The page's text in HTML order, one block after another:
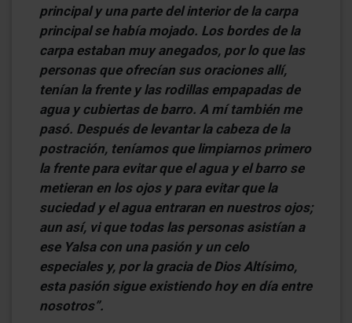
principal y una parte del interior de la carpa
principal se había mojado. Los bordes de la
carpa estaban muy anegados, por lo que las
personas que ofrecían sus oraciones allí,
tenían la frente y las rodillas empapadas de
agua y cubiertas de barro. A mí también me
pasó. Después de levantar la cabeza de la
postración, teníamos que limpiarnos primero
la frente para evitar que el agua y el barro se
metieran en los ojos y para evitar que la
suciedad y el agua entraran en nuestros ojos;
aun así, vi que todas las personas asistían a
ese Yalsa con una pasión y un celo
especiales y, por la gracia de Dios Altísimo,
esta pasión sigue existiendo hoy en día entre
nosotros”.